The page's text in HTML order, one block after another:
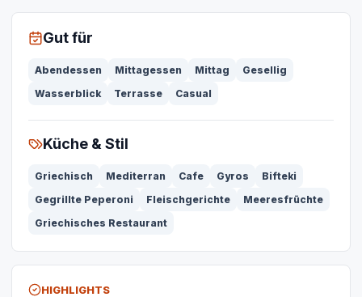
Gut für
Abendessen Mittagessen Mittag
Gesellig
Wasserblick
Terrasse Casual
Küche & Stil
Griechisch Mediterran Cafe Gyros
Bifteki
Gegrillte Peperoni
Fleischgerichte
Meeresfrüchte
Griechisches Restaurant
HIGHLIGHTS